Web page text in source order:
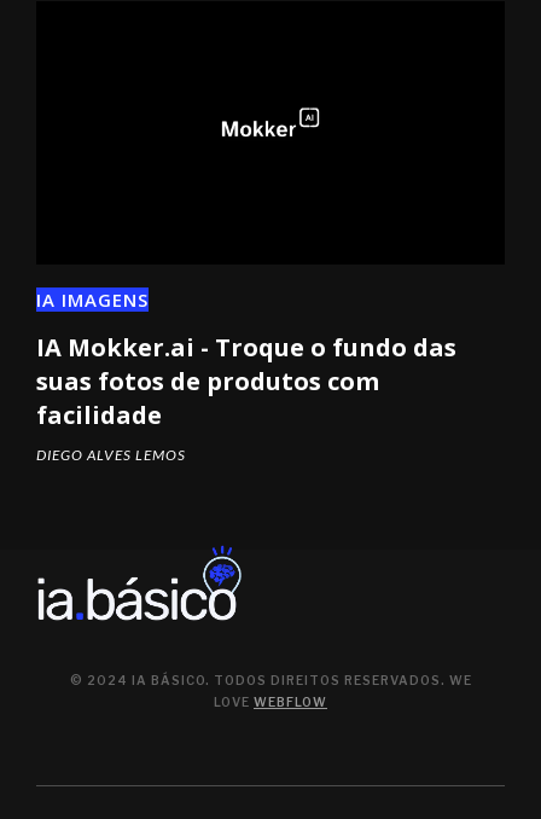
IA IMAGENS
IA Mokker.ai - Troque o fundo das
suas fotos de produtos com
facilidade
DIEGO ALVES LEMOS
© 2024 IA BÁSICO. TODOS DIREITOS RESERVADOS. WE
LOVE WEBFLOW